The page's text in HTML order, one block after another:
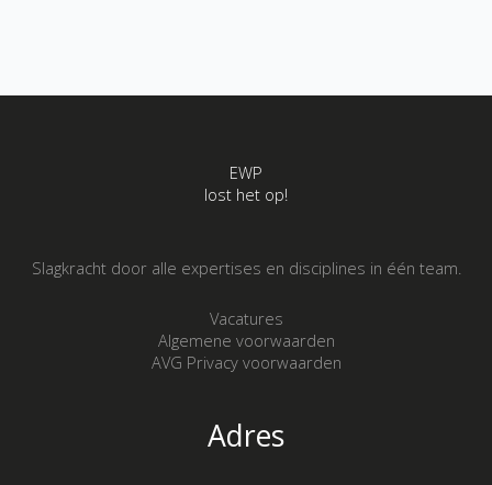
EWP
lost het op!
Slagkracht door alle expertises en disciplines in één team.
Vacatures
Algemene voorwaarden
AVG Privacy voorwaarden
Adres